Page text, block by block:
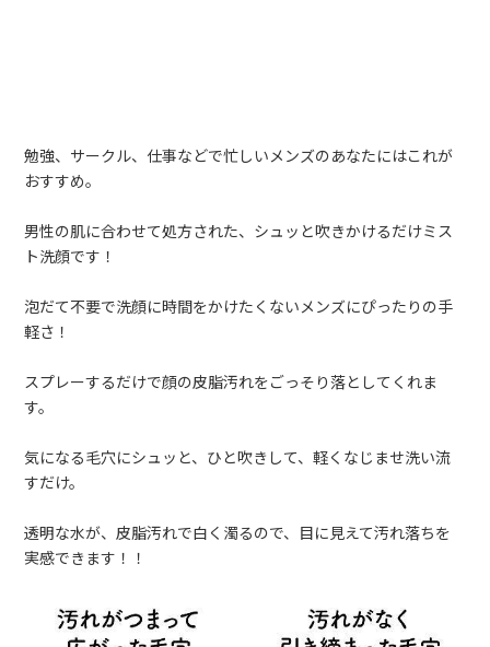
勉強、サークル、仕事などで忙しいメンズのあなたにはこれが
おすすめ。
男性の肌に合わせて処方された、シュッと吹きかけるだけミス
ト洗顔です！
泡だて不要で洗顔に時間をかけたくないメンズにぴったりの手
軽さ！
スプレーするだけで顔の皮脂汚れをごっそり落としてくれま
す。
気になる毛穴にシュッと、ひと吹きして、軽くなじませ洗い流
すだけ。
透明な水が、皮脂汚れで白く濁るので、目に見えて汚れ落ちを
実感できます！！